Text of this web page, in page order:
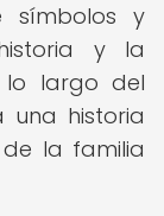
símbolos y
y la
lo largo del
una historia
la familia